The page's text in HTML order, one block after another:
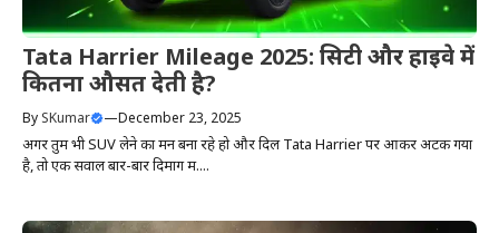
Tata Harrier Mileage 2025: सिटी और हाइवे में
कितना औसत देती है?
By SKumar —December 23, 2025
अगर तुम भी SUV लेने का मन बना रहे हो और दिल Tata Harrier पर आकर अटक गया
है, तो एक सवाल बार-बार दिमाग में....